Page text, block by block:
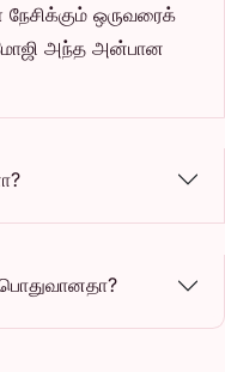
ஒருவரைக்
அந்த அன்பான